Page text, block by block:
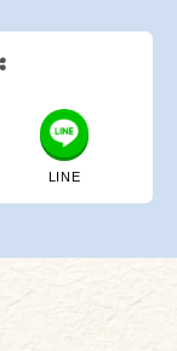
LINE